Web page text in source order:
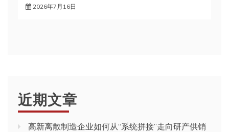
2026年7月16日
近期文章
高新离散制造企业如何从“系统拼接”走向研产供销